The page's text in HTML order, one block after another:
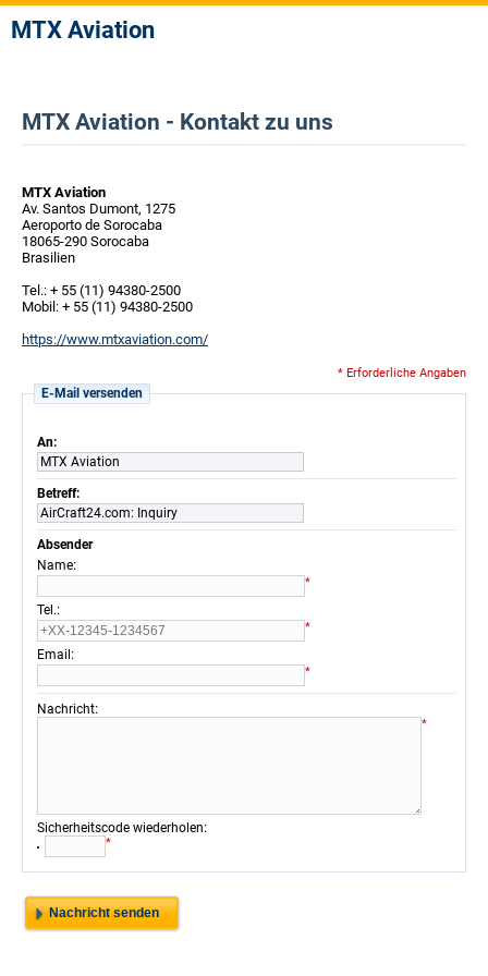
MTX Aviation
MTX Aviation - Kontakt zu uns
MTX Aviation
Av. Santos Dumont, 1275
Aeroporto de Sorocaba
18065-290 Sorocaba
Brasilien
Tel.: + 55 (11) 94380-2500
Mobil: + 55 (11) 94380-2500
https://www.mtxaviation.com/
* Erforderliche Angaben
E-Mail versenden
An:
MTX Aviation
Betreff:
AirCraft24.com: Inquiry
Absender
Name:
*
Tel.:
*
Email :
*
Nachricht:
*
Sicherheitscode wiederholen:
*